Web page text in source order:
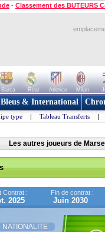
- Classement des BUTEURS
Barca Real Atletico Milan
Bleus & International
type | Tableau Transferts |
Les autres joueurs de
Contrat :
2025
Fin de contrat :
Juin 2030
NATIONALITE